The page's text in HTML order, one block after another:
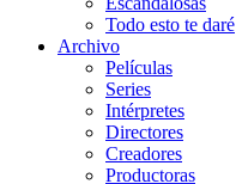
Todo esto te daré
Archivo
Películas
Series
Intérpretes
Directores
Creadores
Productoras